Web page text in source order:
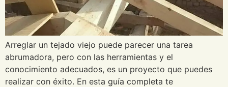
Arreglar un tejado viejo puede parecer una tarea
abrumadora, pero con las herramientas y el
conocimiento adecuados, es un proyecto que puedes
realizar con éxito. En esta guía completa te